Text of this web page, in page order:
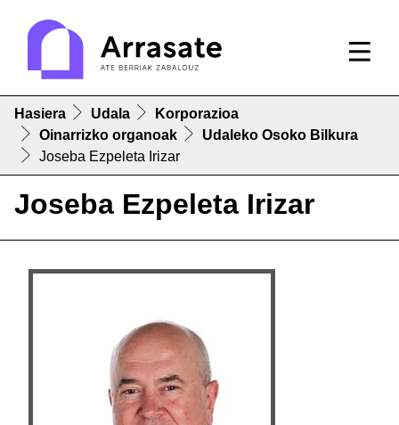
Hasiera Udala
Korporazioa
Oinarrizko organoak
Udaleko Osoko Bilkura
Joseba Ezpeleta Irizar
Joseba Ezpeleta Irizar